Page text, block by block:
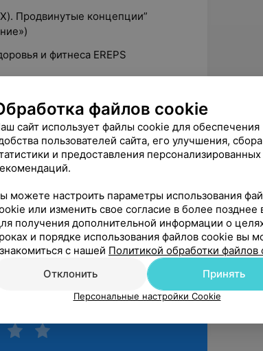
Продвинутые концепции”
и фитнеса EREPS
зале.
программ, проведение фитнес-
развития физических качеств.
подготовка, развитие всех
тела, увеличение мышечной
файлов cookie
сайт использует файлы cookie для обеспечения
пользователей сайта, его улучшения, сбора
и предоставления персонализированных
можете настроить параметры использования
или изменить свое согласие в более позднее
получения дополнительной информации о
и порядке использования файлов cookie вы
с нашей Политикой обработки файлов
Отклонить
Принять
Персональные настройки Cookie